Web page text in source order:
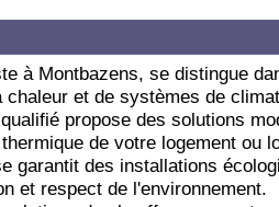
à Montbazens, se distingue
chaleur et de systèmes de
propose des solutions
de votre logement ou
garantit des installations
et respect de l'environnement.